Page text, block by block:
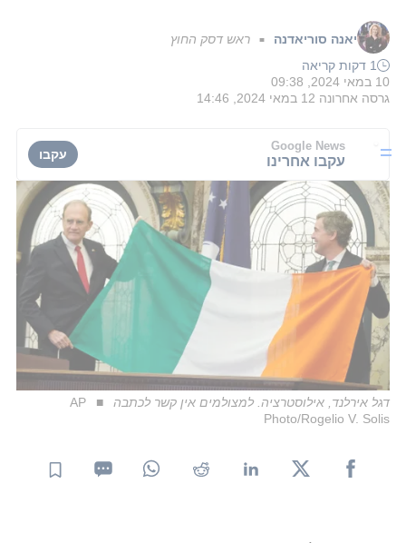
יאנה סוריאדנה ■ ראש דסק החוץ
1 דקות קריאה
10 במאי 2024, 09:38
גרסה אחרונה 12 במאי 2024, 14:46
Google News
עקבו אחרינו עקבו
דגל אירלנד, אילוסטרציה. למצולמים אין קשר לכתבה
AP
Photo/Rogelio V. Solis